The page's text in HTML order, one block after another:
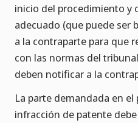
inicio del procedimiento y
adecuado (que puede ser
a la contraparte para que
con las normas del
deben notificar a la
La parte demandada en
infracción de patente